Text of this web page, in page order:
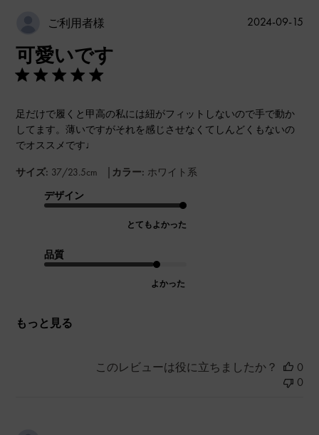
ご利用者様
可愛いです
足だけで履くと甲高の私には紐がフィットしないので手で動か
してます。薄いですがそれを感じさせなくてしんどくもないの
でオススメです♩
サイズ: 37/23.5cm | カラー: ホワイト系
デザイン
とてもよかった
品質
よかった
もっと見る
公
2024-09-15
このレビューは役に立ちましたか？
0
0